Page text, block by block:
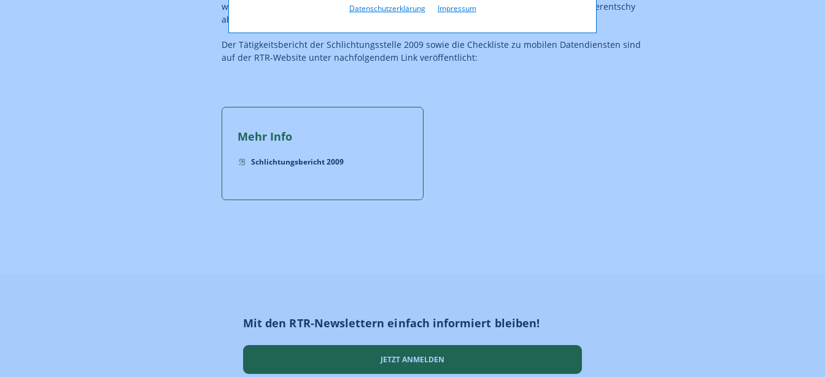
Datenschutzerklärung Impressum
weiteren Verschärfung der rechtlichen Vorgaben und des Monitorings gegensteuern“, so Serentschy
abschließend.
Der Tätigkeitsbericht der Schlichtungsstelle 2009 sowie die Checkliste zu mobilen Datendiensten sind
auf der RTR-Website unter nachfolgendem Link veröffentlicht:
Mehr Info
Schlichtungsbericht 2009
Mit den RTR-Newslettern einfach informiert bleiben!
JETZT ANMELDEN